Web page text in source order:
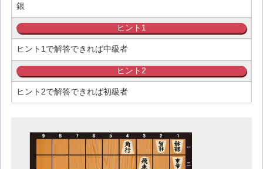
銀
ヒント1
ヒント1で解答できれば中級者
ヒント2
ヒント2で解答できれば初級者